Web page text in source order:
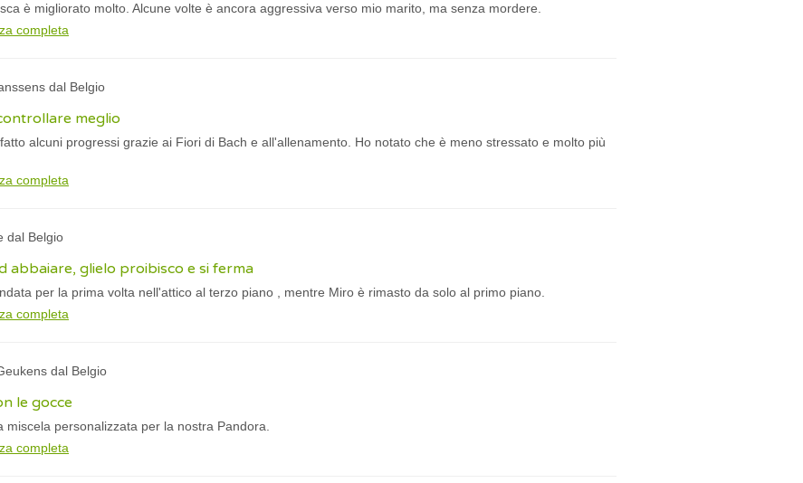
è migliorato molto. Alcune volte è ancora aggressiva verso mio marito, ma senza mordere.
completa
dal Belgio
meglio
alcuni progressi grazie ai Fiori di Bach e all'allenamento. Ho notato che è meno stressato e molto più
completa
dal Belgio
abbaiare, glielo proibisco e si ferma
per la prima volta nell'attico al terzo piano , mentre Miro è rimasto da solo al primo piano.
completa
dal Belgio
le gocce
miscela personalizzata per la nostra Pandora.
completa